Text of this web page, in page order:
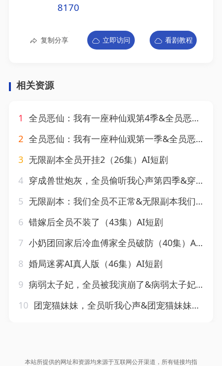
8170
复制分享 立即访问 看剧教程
相关资源
1 全员恶仙：我有一座种仙观第4季&全员恶仙我有一座种仙观第4季（81集）AI短剧
2 全员恶仙：我有一座种仙观第一季&全员恶仙我有一座种仙观第一季（80集）AI短剧
3 无限副本全员开挂2（26集）AI短剧
4 穿成兽世炮灰，全员偷听我心声第四季&穿成兽世炮灰全员偷听我心声第四季（73集）AI短剧
5 无限副本：我们全员不正常&无限副本我们全员不正常（118集）AI短剧
6 错嫁后全员不装了（43集）AI短剧
7 小奶团回家后冷血傅家全员破防（40集）AI短剧
8 婚局迷雾AI真人版（46集）AI短剧
9 病弱太子妃，全员被我演崩了&病弱太子妃全员被我演崩了（41集）AI短剧
10 团宠猫妹妹，全员听我心声&团宠猫妹妹全员听我心声（47集）AI短剧
本站所提供的网址和资源均来源于互联网公开渠道，所有链接均指